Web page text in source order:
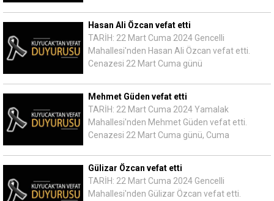
Hasan Ali Özcan vefat etti
TARİH: 22 Mart Cuma 2024 Gencelli
Mahallesi'nden Hasan Ali Özcan vefat etti.
Cenazesi 22 Mart Cuma günü
Mehmet Güden vefat etti
TARİH: 22 Mart Cuma 2024 Yamalak
Mahallesi'nden Mehmet Güden vefat etti.
Cenazesi 22 Mart Cuma günü, Cuma
Gülizar Özcan vefat etti
TARİH: 22 Mart Cuma 2024 Gencelli
Mahallesi'nden Gülizar Özcan vefat etti.